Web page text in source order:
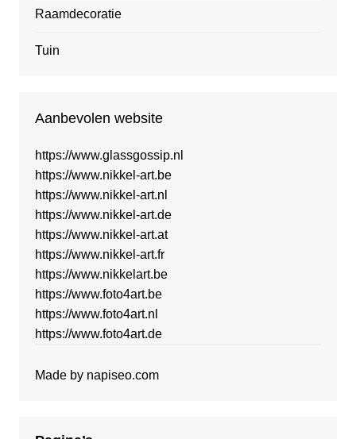
Raamdecoratie
Tuin
Aanbevolen website
https://www.glassgossip.nl
https://www.nikkel-art.be
https://www.nikkel-art.nl
https://www.nikkel-art.de
https://www.nikkel-art.at
https://www.nikkel-art.fr
https://www.nikkelart.be
https://www.foto4art.be
https://www.foto4art.nl
https://www.foto4art.de
Made by napiseo.com